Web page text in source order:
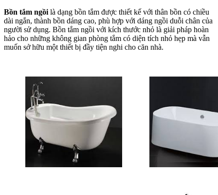
Bồn tắm ngồi là dạng bồn tắm được thiết kế với thân bồn có chiều
dài ngắn, thành bồn dáng cao, phù hợp với dáng ngồi duỗi chân của
người sử dụng. Bồn tắm ngồi với kích thước nhỏ là giải pháp hoàn
hảo cho những không gian phòng tắm có diện tích nhỏ hẹp mà vẫn
muốn sở hữu một thiết bị đầy tiện nghi cho căn nhà.